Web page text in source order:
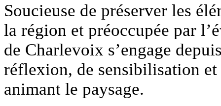
Soucieuse de préserver les
la région et préoccupée par
de Charlevoix s’engage
réflexion, de sensibilisation
animant le paysage.